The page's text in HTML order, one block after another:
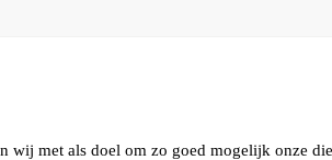
wij met als doel om zo goed mogelijk onze